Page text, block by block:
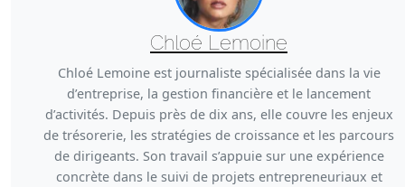
Chloé Lemoine
Chloé Lemoine est journaliste spécialisée dans la vie
d’entreprise, la gestion financière et le lancement
d’activités. Depuis près de dix ans, elle couvre les enjeux
de trésorerie, les stratégies de croissance et les parcours
de dirigeants. Son travail s’appuie sur une expérience
concrète dans le suivi de projets entrepreneuriaux et